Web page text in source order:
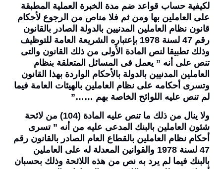
لكيفية حساب قواعد ضم مدة الخبرة العملية المطبقة
على العاملين بها ومن ثم فلا مناص من الرجوع لأحكام
قانون نظام العاملين المدنيين بالدولة الصادر بالقانون
رقم 47 لسنة 1978 بإعتباره الشريعة العامة للتوظيف
وذلك تطبيقا لنص المادة الأولى من ذلك القانون والتى
تنص على أنه ” يعمل فى المسائل المتعلقة بنظام
العاملين المدنيين بالدولة بالأحكام الواردة بهذا القانون
وتسرى أحكامه على نظام العاملين بالهيئات العامة فيما
لم تنص عليه اللوائح الخاصة بهم ……”
ولا ينال من ذلك ما تنص عليه المادة (104) من لائحة
شئون العاملين بالبنك المدعى عليه من أنه ” تسرى
أحكام نظام العاملين بالقطاع العام الصادر بالقانون رقم
47 لسنة 1978 والقوانين المعدلة له على العاملين
بالبنك فيما لم يرد به نص من هذه اللائحة وذلك بحسبان